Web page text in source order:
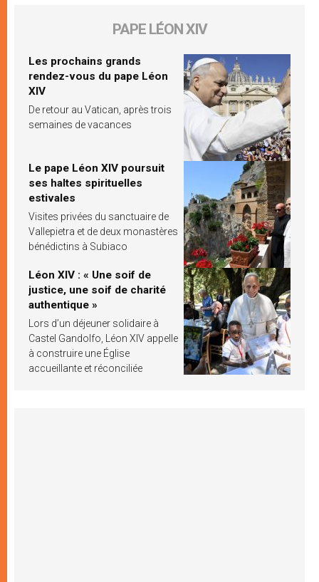
PAPE LÉON XIV
Les prochains grands
rendez-vous du pape Léon
XIV
De retour au Vatican, après trois
semaines de vacances
Le pape Léon XIV poursuit
ses haltes spirituelles
estivales
Visites privées du sanctuaire de
Vallepietra et de deux monastères
bénédictins à Subiaco
Léon XIV : « Une soif de
justice, une soif de charité
authentique »
Lors d’un déjeuner solidaire à
Castel Gandolfo, Léon XIV appelle
à construire une Église
accueillante et réconciliée